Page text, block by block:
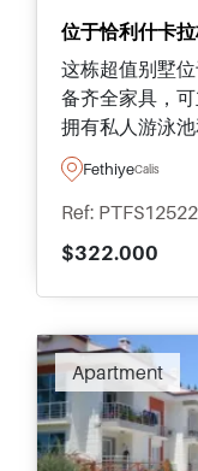
位于恰利什卡
这栋超值别墅
备齐全家具，
拥有私人游泳池
FethiyeCalis
Ref:
$322.000
Apartment